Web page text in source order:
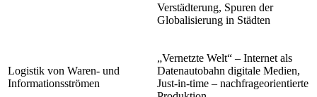
Verstädterung, Spuren der
Globalisierung in Städten
Logistik von Waren- und
Informationsströmen
„Vernetzte Welt“ – Internet als
Datenautobahn digitale Medien,
Just-in-time – nachfrageorientierte